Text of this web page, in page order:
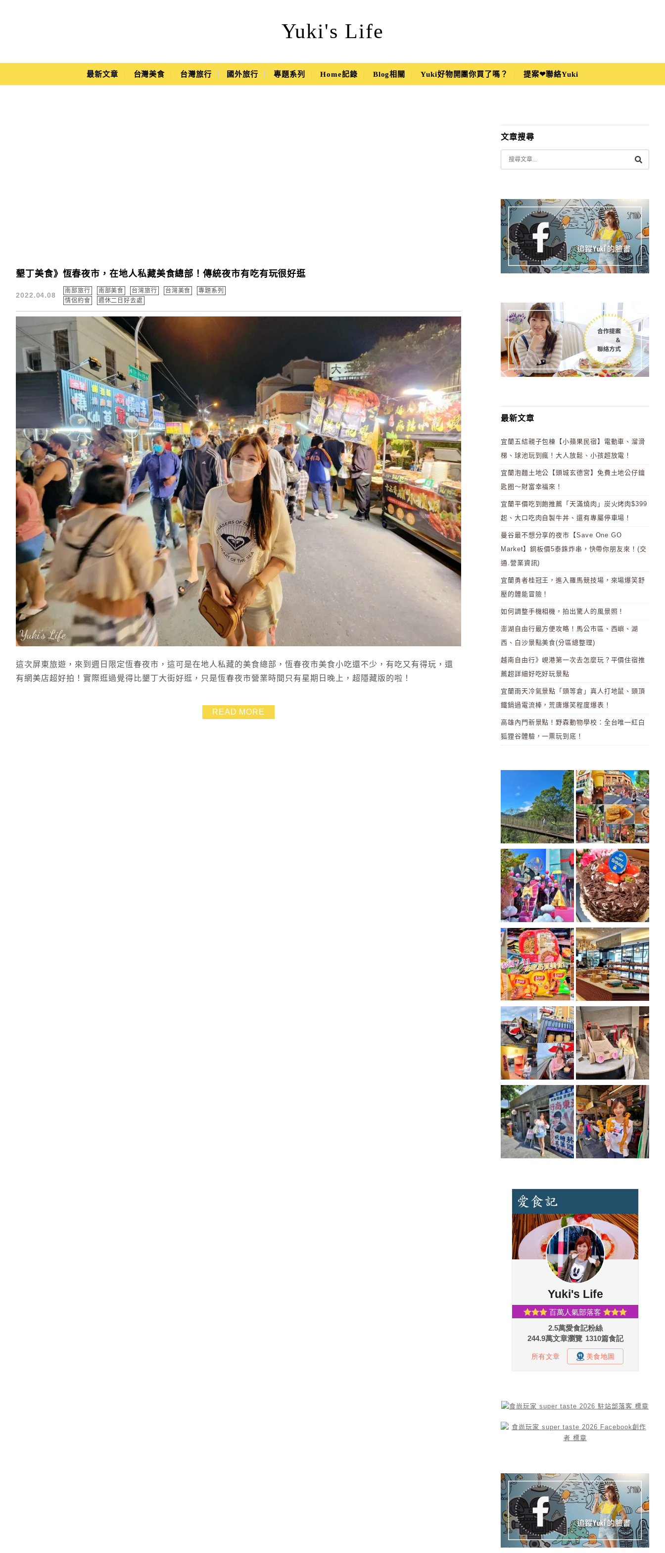
Yuki's Life
Yuki's Life
Main Menu
最新文章 台灣美食 台灣旅行 國外旅行 專題系列 Home記錄 Blog相關 Yuki好物開團你買了嗎？ 提案❤聯絡Yuki
墾丁美食》恆春夜市，在地人私藏美食總部！傳統夜市有吃有玩很好逛
2022.04.08
南部旅行 南部美食 台灣旅行 台灣美食
專題系列
情侶約會
週休二日好去處
這次屏東旅遊，來到週日限定恆春夜市，這可是在地人私藏的美食總部，恆春夜市美食小吃還不少，有吃又有得玩，還
有網美店超好拍！實際逛過覺得比墾丁大街好逛，只是恆春夜市營業時間只有星期日晚上，超隱藏版的啦！
READ MORE
文章搜尋
最新文章
宜蘭五結親子包棟【小蘋果民宿】電動車、溜滑
梯、球池玩到瘋！大人放鬆、小孩超放電！
宜蘭泡麵土地公【頭城玄德宮】免費土地公仔鑰
匙圈～財富幸福來！
宜蘭平價吃到飽推薦「天滿燒肉」炭火烤肉$399
起、大口吃肉自製牛丼、還有專屬停車場！
曼谷最不想分享的夜市【Save One GO
Market】銅板價5泰銖炸串，快帶你朋友來！(交
通.營業資訊)
宜蘭勇者桂冠王，進入羅馬競技場，來場爆笑舒
壓的體能冒險！
如何調整手機相機，拍出驚人的風景照！
澎湖自由行最方便攻略！馬公市區、西嶼、湖
西、白沙景點美食(分區總整理)
越南自由行》峴港第一次去怎麼玩？平價住宿推
薦超詳細好吃好玩景點
宜蘭雨天冷氣景點「頭等倉」真人打地鼠、頭頂
鐵鍋過電流棒，荒唐爆笑程度爆表！
高雄內門新景點！野森動物學校：全台唯一紅白
狐狸谷體驗，一票玩到底！